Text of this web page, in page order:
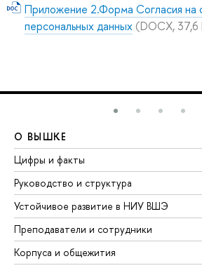
Приложение 2.Форма Согласия на
персональных данных (DOCX,
О ВЫШКЕ
Цифры и факты
Руководство и структура
Устойчивое развитие в НИУ ВШЭ
Преподаватели и сотрудники
Корпуса и общежития